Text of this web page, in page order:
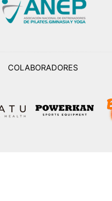
COLABORADORES